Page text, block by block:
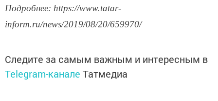
Подробнее: https://www.tatar-
inform.ru/news/2019/08/20/659970/
Следите за самым важным и интересным в
Telegram-канале Татмедиа